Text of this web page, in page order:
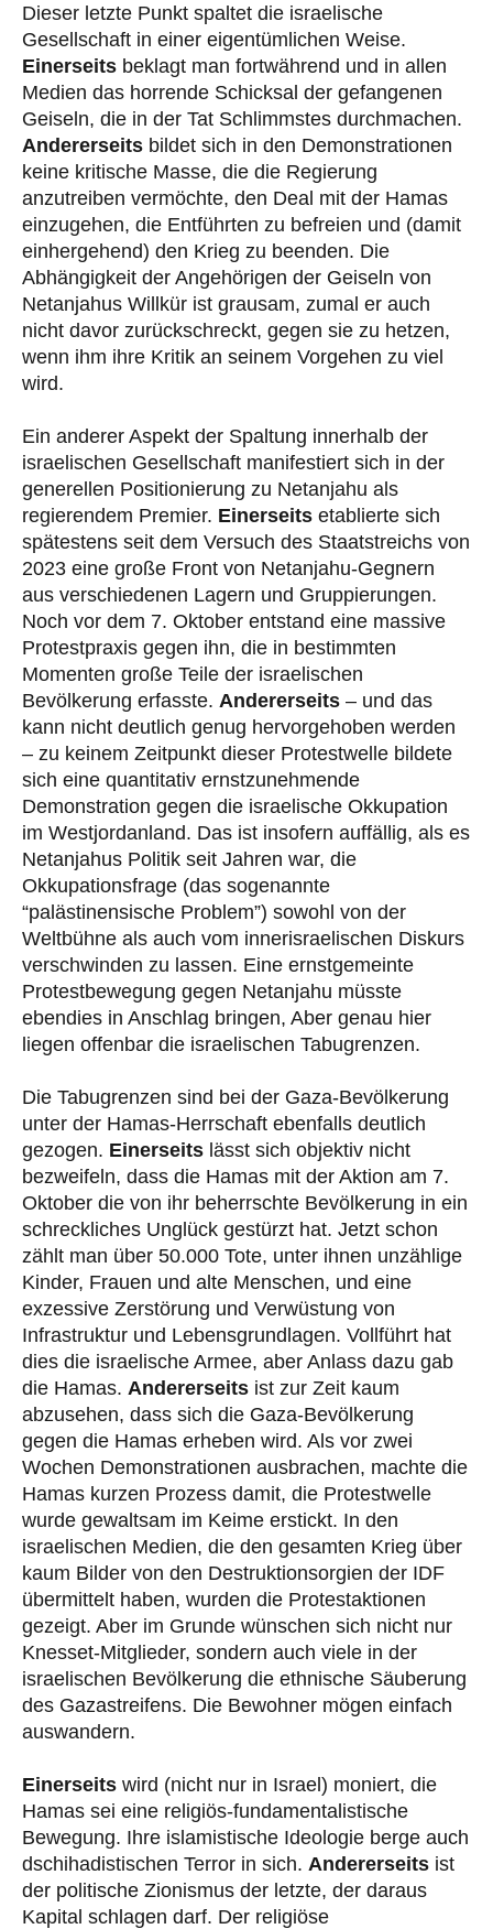
Dieser letzte Punkt spaltet die israelische
Gesellschaft in einer eigentümlichen Weise.
Einerseits beklagt man fortwährend und in allen
Medien das horrende Schicksal der gefangenen
Geiseln, die in der Tat Schlimmstes durchmachen.
Andererseits bildet sich in den Demonstrationen
keine kritische Masse, die die Regierung
anzutreiben vermöchte, den Deal mit der Hamas
einzugehen, die Entführten zu befreien und (damit
einhergehend) den Krieg zu beenden. Die
Abhängigkeit der Angehörigen der Geiseln von
Netanjahus Willkür ist grausam, zumal er auch
nicht davor zurückschreckt, gegen sie zu hetzen,
wenn ihm ihre Kritik an seinem Vorgehen zu viel
wird.
Ein anderer Aspekt der Spaltung innerhalb der
israelischen Gesellschaft manifestiert sich in der
generellen Positionierung zu Netanjahu als
regierendem Premier. Einerseits etablierte sich
spätestens seit dem Versuch des Staatstreichs von
2023 eine große Front von Netanjahu-Gegnern
aus verschiedenen Lagern und Gruppierungen.
Noch vor dem 7. Oktober entstand eine massive
Protestpraxis gegen ihn, die in bestimmten
Momenten große Teile der israelischen
Bevölkerung erfasste. Andererseits – und das
kann nicht deutlich genug hervorgehoben werden
– zu keinem Zeitpunkt dieser Protestwelle bildete
sich eine quantitativ ernstzunehmende
Demonstration gegen die israelische Okkupation
im Westjordanland. Das ist insofern auffällig, als es
Netanjahus Politik seit Jahren war, die
Okkupationsfrage (das sogenannte
“palästinensische Problem”) sowohl von der
Weltbühne als auch vom innerisraelischen Diskurs
verschwinden zu lassen. Eine ernstgemeinte
Protestbewegung gegen Netanjahu müsste
ebendies in Anschlag bringen, Aber genau hier
liegen offenbar die israelischen Tabugrenzen.
Die Tabugrenzen sind bei der Gaza-Bevölkerung
unter der Hamas-Herrschaft ebenfalls deutlich
gezogen. Einerseits lässt sich objektiv nicht
bezweifeln, dass die Hamas mit der Aktion am 7.
Oktober die von ihr beherrschte Bevölkerung in ein
schreckliches Unglück gestürzt hat. Jetzt schon
zählt man über 50.000 Tote, unter ihnen unzählige
Kinder, Frauen und alte Menschen, und eine
exzessive Zerstörung und Verwüstung von
Infrastruktur und Lebensgrundlagen. Vollführt hat
dies die israelische Armee, aber Anlass dazu gab
die Hamas. Andererseits ist zur Zeit kaum
abzusehen, dass sich die Gaza-Bevölkerung
gegen die Hamas erheben wird. Als vor zwei
Wochen Demonstrationen ausbrachen, machte die
Hamas kurzen Prozess damit, die Protestwelle
wurde gewaltsam im Keime erstickt. In den
israelischen Medien, die den gesamten Krieg über
kaum Bilder von den Destruktionsorgien der IDF
übermittelt haben, wurden die Protestaktionen
gezeigt. Aber im Grunde wünschen sich nicht nur
Knesset-Mitglieder, sondern auch viele in der
israelischen Bevölkerung die ethnische Säuberung
des Gazastreifens. Die Bewohner mögen einfach
auswandern.
Einerseits wird (nicht nur in Israel) moniert, die
Hamas sei eine religiös-fundamentalistische
Bewegung. Ihre islamistische Ideologie berge auch
dschihadistischen Terror in sich. Andererseits ist
der politische Zionismus der letzte, der daraus
Kapital schlagen darf. Der religiöse